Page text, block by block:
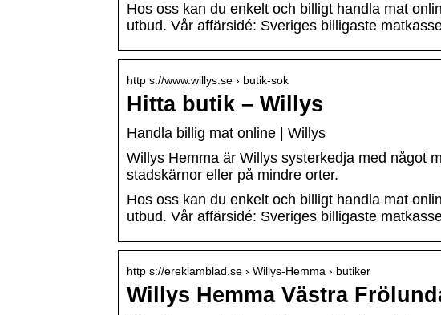
Hos oss kan du enkelt och billigt handla mat
utbud. Vår affärsidé: Sveriges billigaste
http s://www.willys.se › butik-sok
Hitta butik – Willys
Handla billig mat online | Willys
Willys Hemma är Willys systerkedja med något
stadskärnor eller på mindre orter.
Hos oss kan du enkelt och billigt handla mat
utbud. Vår affärsidé: Sveriges billigaste
http s://ereklamblad.se › Willys-Hemma › butiker
Willys Hemma Västra